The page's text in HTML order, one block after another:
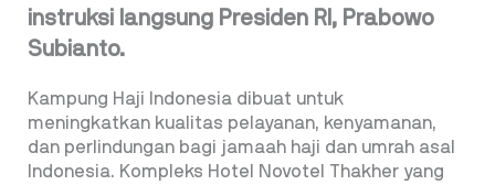
instruksi langsung Presiden RI, Prabowo
Subianto.
Kampung Haji Indonesia dibuat untuk
meningkatkan kualitas pelayanan, kenyamanan,
dan perlindungan bagi jamaah haji dan umrah asal
Indonesia. Kompleks Hotel Novotel Thakher yang